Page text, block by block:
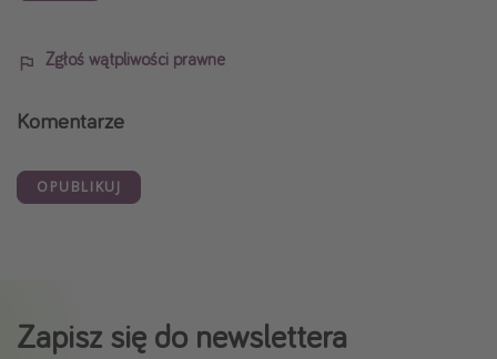
Zgłoś wątpliwości prawne
Komentarze
OPUBLIKUJ
Zapisz się do newslettera